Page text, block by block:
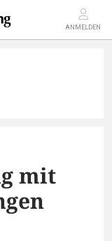
ANMELDEN
mit